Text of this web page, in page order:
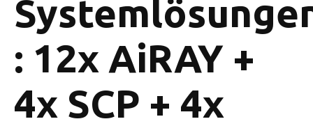
: 12x AiRAY +
4x SCP + 4x